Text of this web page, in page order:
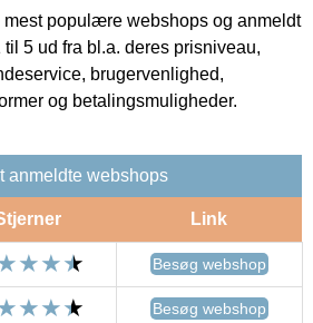
populære webshops og anmeldt
5 ud fra bl.a. deres prisniveau,
brugervenlighed,
og betalingsmuligheder.
anmeldte webshops
Link
Besøg webshop
Besøg webshop